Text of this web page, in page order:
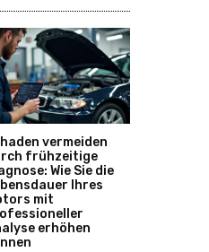
vermeiden
frühzeitige
Wie Sie die
Ihres
mit
erhöhen